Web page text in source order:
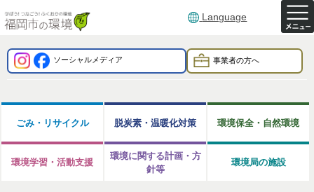
Language
ソーシャルメディア 事業者の方へ
ごみ・リサイクル 脱炭素・温暖化対策 環境保全・自然環境
環境学習・活動支援
環境に関する計画・方
針等
環境局の施設